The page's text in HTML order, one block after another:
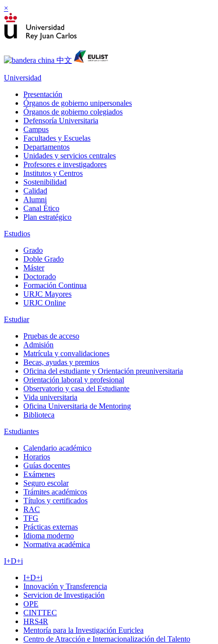
×
Universidad
Presentación
Órganos de gobierno unipersonales
Órganos de gobierno colegiados
Defensoría Universitaria
Campus
Facultades y Escuelas
Departamentos
Unidades y servicios centrales
Profesores e investigadores
Institutos y Centros
Sostenibilidad
Calidad
Alumni
Canal Ético
Plan estratégico
Estudios
Grado
Doble Grado
Máster
Doctorado
Formación Continua
URJC Mayores
URJC Online
Estudiar
Pruebas de acceso
Admisión
Matrícula y convalidaciones
Becas, ayudas y premios
Oficina del estudiante y Orientación preuniversitaria
Orientación laboral y profesional
Observatorio y casa del Estudiante
Vida universitaria
Oficina Universitaria de Mentoring
Biblioteca
Estudiantes
Calendario académico
Horarios
Guías docentes
Exámenes
Seguro escolar
Trámites académicos
Títulos y certificados
RAC
TFG
Prácticas externas
Idioma moderno
Normativa académica
I+D+i
I+D+i
Innovación y Transferencia
Servicion de Investigación
OPE
CINTTEC
HRS4R
Mentoría para la Investigación Euriclea
Centro de Atracción e Internacionalización del Talento